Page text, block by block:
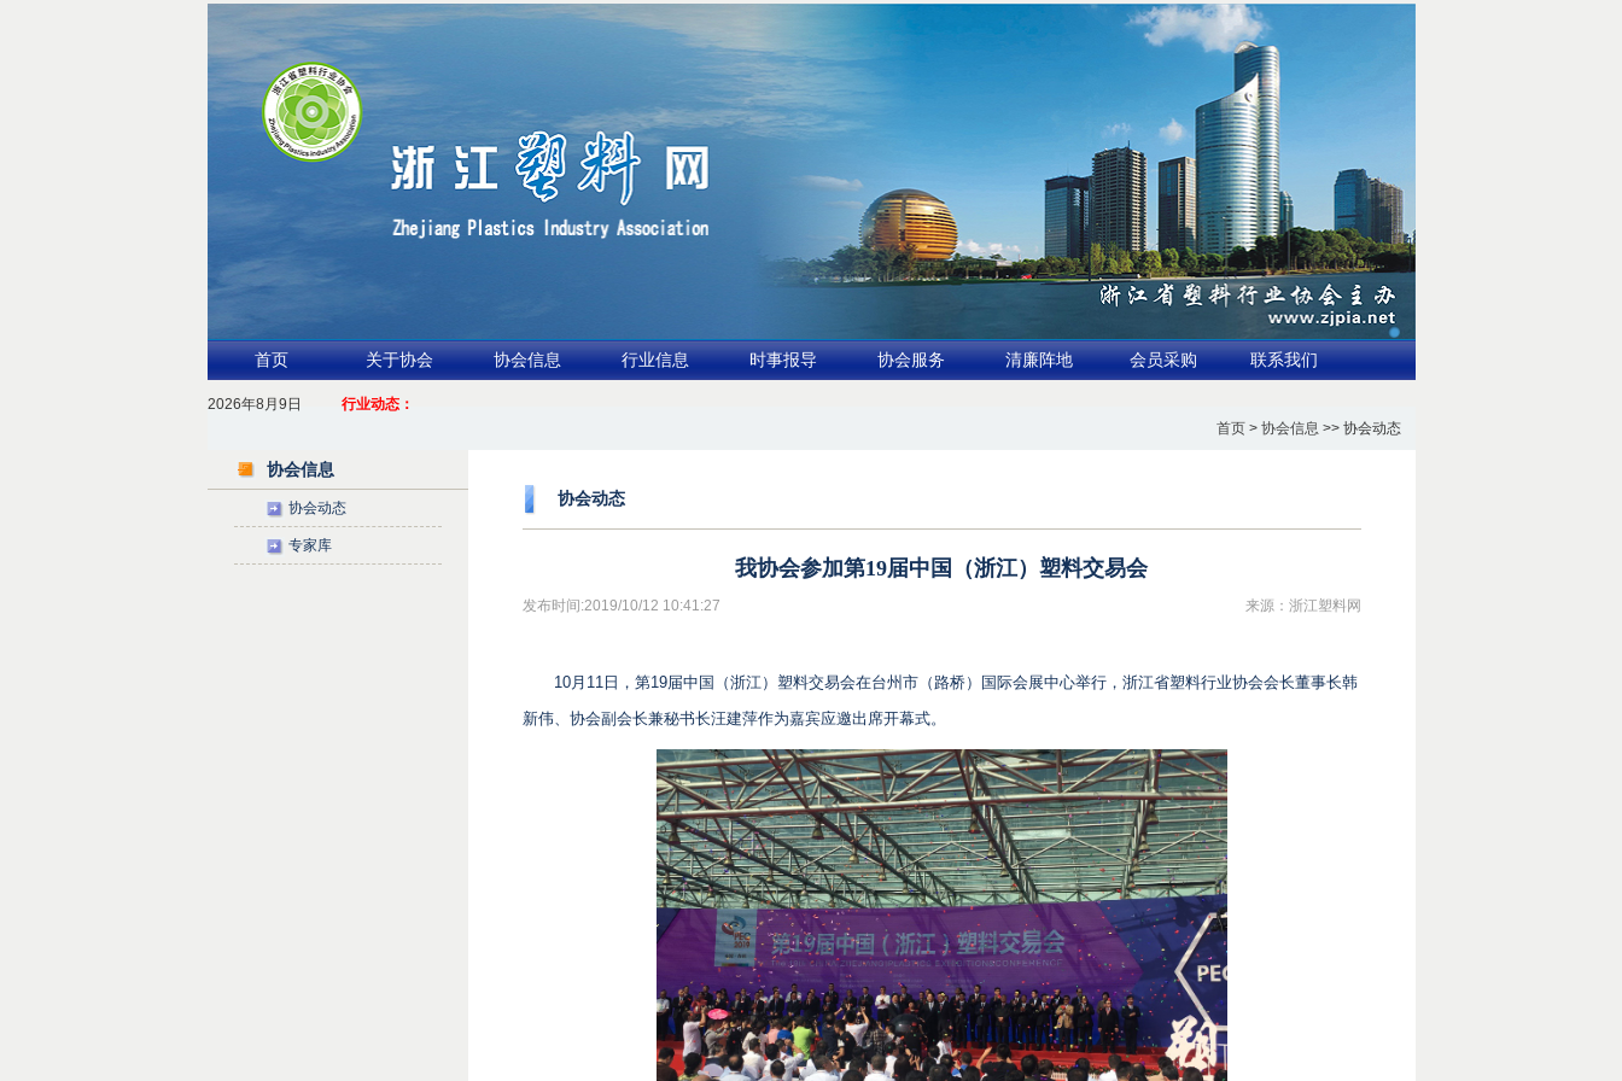
首页 关于协会 协会信息 行业信息 时事报导 协会服务 清廉阵地 会员采购 联系我们
2026年8月9日 行业动态：
1.聚力产业链 共启新征程
首页> 协会信息 >> 协会动态
协会信息
协会动态
专家库
协会动态
我协会参加第19届中国（浙江）塑料交易会
发布时间:2019/10/12 10:41:27 来源：浙江塑料网
10月11日，第19届中国（浙江）塑料交易会在台州市（路桥）国际会展中心举行，浙江省塑料行业协会会长董事长韩
新伟、协会副会长兼秘书长汪建萍作为嘉宾应邀出席开幕式。